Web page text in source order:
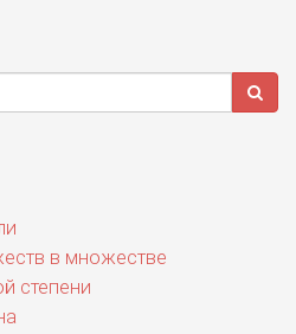
в множестве
степени